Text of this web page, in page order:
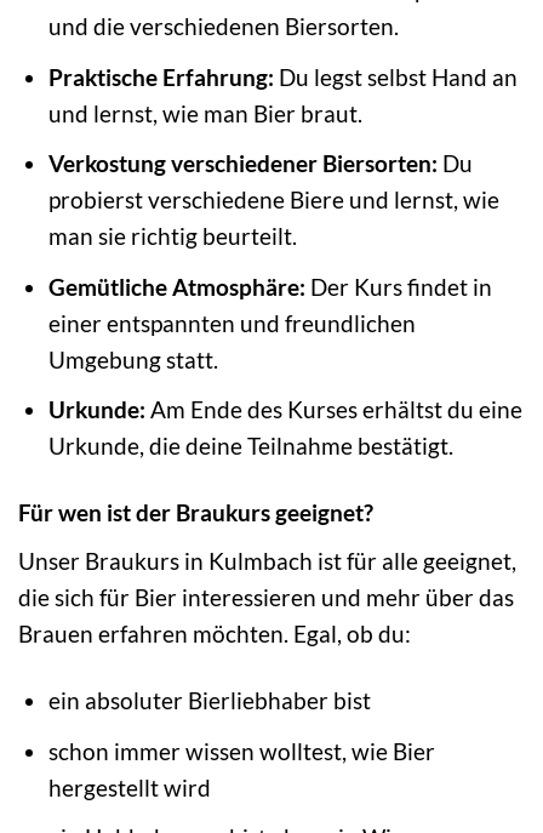
und die verschiedenen Biersorten.
Praktische Erfahrung: Du legst selbst Hand an
und lernst, wie man Bier braut.
Verkostung verschiedener Biersorten: Du
probierst verschiedene Biere und lernst, wie
man sie richtig beurteilt.
Gemütliche Atmosphäre: Der Kurs findet in
einer entspannten und freundlichen
Umgebung statt.
Urkunde: Am Ende des Kurses erhältst du eine
Urkunde, die deine Teilnahme bestätigt.
Für wen ist der Braukurs geeignet?
Unser Braukurs in Kulmbach ist für alle geeignet,
die sich für Bier interessieren und mehr über das
Brauen erfahren möchten. Egal, ob du:
ein absoluter Bierliebhaber bist
schon immer wissen wolltest, wie Bier
hergestellt wird